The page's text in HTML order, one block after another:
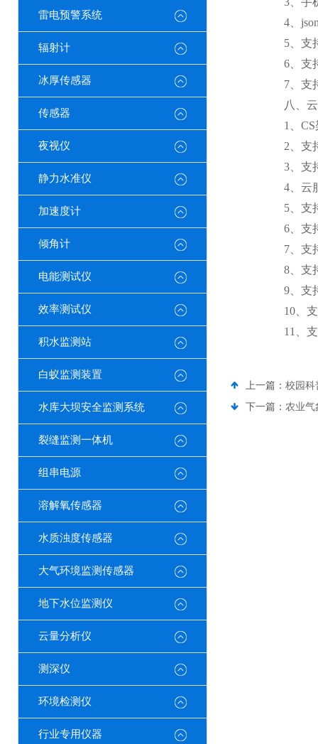
雷电预警系统
辐射计
冰厚传感器
传感器
夜视仪
静力水准仪
加速度计
倾角计
电能测试仪
效率测试仪
积水监测站
白蚁监测装置
水库大坝安全监测系统
裂缝监测一体机
组串电源
溶解氧传感器
水质浊度传感器
大气环境监测传感器
地下水位监测仪
云量分析仪
测深仪
环境检测仪
行业专用仪器
4、json
5、支持
6、支持
7、支持
八、云
1、CS架
2、支持
3、支持
4、云服
5、支持
6、支持
7、支持
8、支持
9、支持
10、支
11、支
上一篇： 校园科
下一篇： 农业气